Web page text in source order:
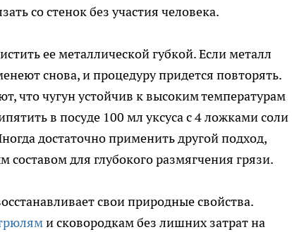
со стенок без участия человека.
ее металлической губкой. Если металл
снова, и процедуру придется повторять.
что чугун устойчив к высоким температурам
в посуде 100 мл уксуса с 4 ложками соли
достаточно применить другой подход,
составом для глубокого размягчения грязи.
свои природные свойства.
и сковородкам без лишних затрат на